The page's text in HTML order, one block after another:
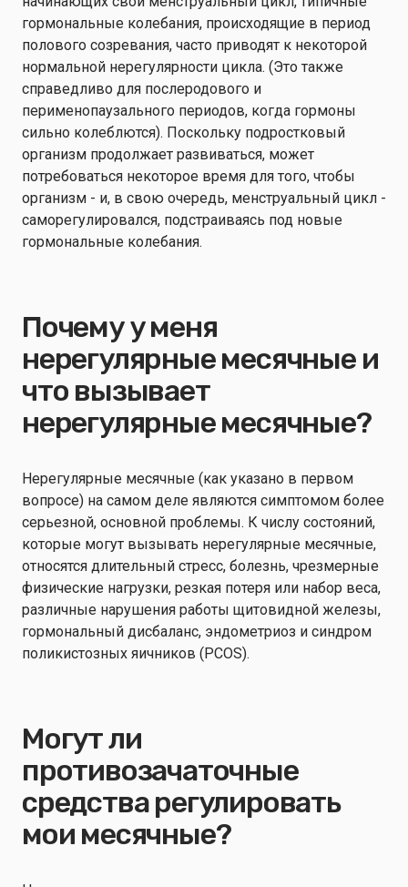
гормональные колебания, происходящие в период
полового созревания, часто приводят к некоторой
нормальной нерегулярности цикла. (Это также
справедливо для послеродового и
перименопаузального периодов, когда гормоны
сильно колеблются). Поскольку подростковый
организм продолжает развиваться, может
потребоваться некоторое время для того, чтобы
организм - и, в свою очередь, менструальный цикл -
саморегулировался, подстраиваясь под новые
гормональные колебания.
Почему у меня
нерегулярные месячные и
что вызывает
нерегулярные месячные?
Нерегулярные месячные (как указано в первом
вопросе) на самом деле являются симптомом более
серьезной, основной проблемы. К числу состояний,
которые могут вызывать нерегулярные месячные,
относятся длительный стресс, болезнь, чрезмерные
физические нагрузки, резкая потеря или набор веса,
различные нарушения работы щитовидной железы,
гормональный дисбаланс, эндометриоз и синдром
поликистозных яичников (PCOS).
Могут ли
противозачаточные
средства регулировать
мои месячные?